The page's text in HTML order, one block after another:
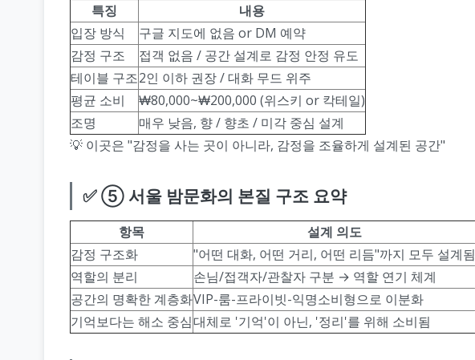
특징
내용
입장 방식
구글 지도에 없음 or DM 예약
감정 구조
접객 없음 / 공간 설계로 감정 안정 유도
테이블 구조2인 이하 권장 / 대화 무드 위주
평균 소비
₩80,000~₩200,000 (위스키 or 칵테일)
조명
매우 낮음, 향 / 향초 / 미각 중심 설계
💡 이곳은 "감정을 사는 곳이 아니라, 감정을 조율하게 설계된 공간"
✅ ⑤ 서울 밤문화의 본질 구조 요약
항목
설계 의도
감정 구조화
"어떤 대화, 어떤 거리, 어떤 리듬"까지 모두 설계됨
역할의 분리
손님/접객자/관찰자 구분 → 역할 연기 체계
공간의 명확한 계층화VIP-룸-프라이빗-익명소비형으로 이분화
기억보다는 해소 중심대체로 '기억'이 아닌, '정리'를 위해 소비됨